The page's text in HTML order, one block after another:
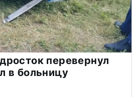
перевернул
в больницу